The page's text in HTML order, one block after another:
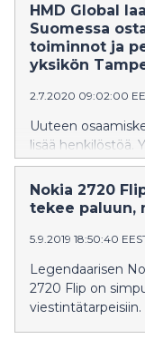
HMD Global
Suomessa
toiminnot ja
yksikön
2.7.2020 09:02:00
Uuteen
lisää henkilöstöä.
HMD Globalin
Nokia 2720
tekee paluun,
5.9.2019 18:50:40
Legendaarisen
2720 Flip on
viestintätarpeisiin.